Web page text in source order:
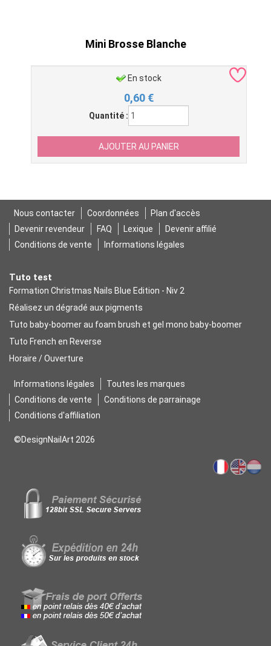
Mini Brosse Blanche
En stock
0,60 €
Quantité :
Nous contacter Coordonnées
Plan d'accès
Devenir revendeur
FAQ Lexique
Devenir affilié
Conditions de vente
Informations légales
Tuto test
Formation Christmas Nails Blue Edition - Niv 2
Réalisez un dégradé aux pigments
Tuto baby-boomer au foam brush et gel mono baby-boomer
Tuto French en Reverse
Horaire / Ouverture
Informations légales
Toutes les marques
Conditions de vente
Conditions de parrainage
Conditions d'affiliation
©DesignNailArt 2026